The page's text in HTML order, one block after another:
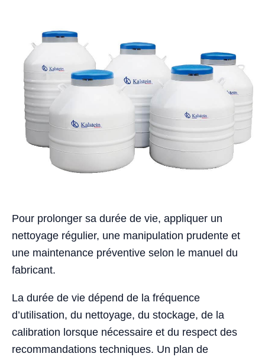
Pour prolonger sa durée de vie, appliquer un
nettoyage régulier, une manipulation prudente et
une maintenance préventive selon le manuel du
fabricant.
La durée de vie dépend de la fréquence
d’utilisation, du nettoyage, du stockage, de la
calibration lorsque nécessaire et du respect des
recommandations techniques. Un plan de